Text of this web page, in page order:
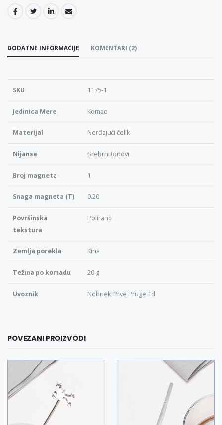
DODATNE INFORMACIJE KOMENTARI (2)
SKU 1175-1
Jedinica Mere Komad
Materijal Nerđajući čelik
Nijanse Srebrni tonovi
Broj magneta 1
Snaga magneta (T) 0.20
Površinska
tekstura
Polirano
Zemlja porekla Kina
Težina po komadu 20 g
Uvoznik Nobnek, Prve Pruge 1d
POVEZANI PROIZVODI